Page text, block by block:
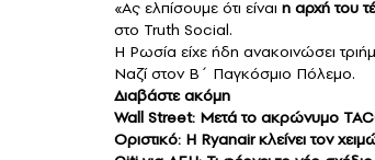
«Ας ελπίσουμε ότι είναι η αρχή του
στο Truth Social.
Η Ρωσία είχε ήδη ανακοινώσει
Ναζί στον Β΄ Παγκόσμιο Πόλεμο.
Διαβάστε ακόμη
Wall Street: Μετά το ακρώνυμο TACO
Οριστικό: Η Ryanair κλείνει τον